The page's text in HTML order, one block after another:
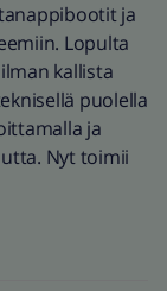
ja
Lopulta
kallista
puolella
ja
Nyt toimii